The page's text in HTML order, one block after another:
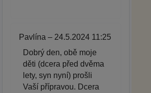
Pavlína – 24.5.2024 11:25
Dobrý den, obě moje
děti (dcera před dvěma
lety, syn nyní) prošli
Vaší přípravou. Dcera